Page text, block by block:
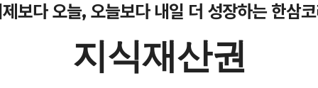
보다 오늘, 오늘보다 내일 더 성장하는 한삼
지식재산권